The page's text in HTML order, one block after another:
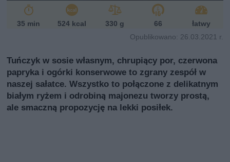
35 min 524 kcal 330 g 66
łatwy
Opublikowano: 26.03.2021 r.
Tuńczyk w sosie własnym, chrupiący por, czerwona
papryka i ogórki konserwowe to zgrany zespół w
naszej sałatce. Wszystko to połączone z delikatnym
białym ryżem i odrobiną majonezu tworzy prostą,
ale smaczną propozycję na lekki posiłek.